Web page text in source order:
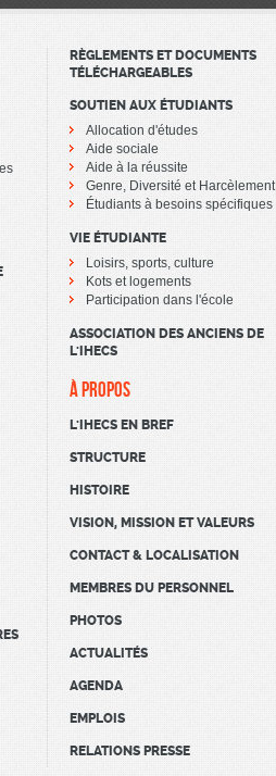
RÈGLEMENTS ET DOCUMENTS
TÉLÉCHARGEABLES
SOUTIEN AUX ÉTUDIANTS
Allocation d'études
Aide sociale
Aide à la réussite
Genre, Diversité et Harcèlement
Étudiants à besoins spécifiques
VIE ÉTUDIANTE
Loisirs, sports, culture
Kots et logements
Participation dans l'école
ASSOCIATION DES ANCIENS DE
L'IHECS
À PROPOS
L'IHECS EN BREF
STRUCTURE
HISTOIRE
VISION, MISSION ET VALEURS
CONTACT & LOCALISATION
MEMBRES DU PERSONNEL
PHOTOS
ACTUALITÉS
AGENDA
EMPLOIS
RELATIONS PRESSE